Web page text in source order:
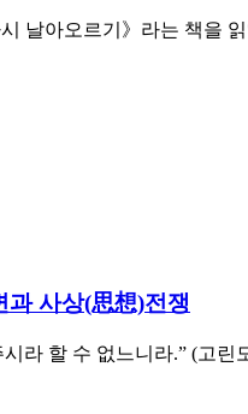
날아오르기》라는 책을
과 사상(思想)전쟁
라 할 수 없느니라.” (고